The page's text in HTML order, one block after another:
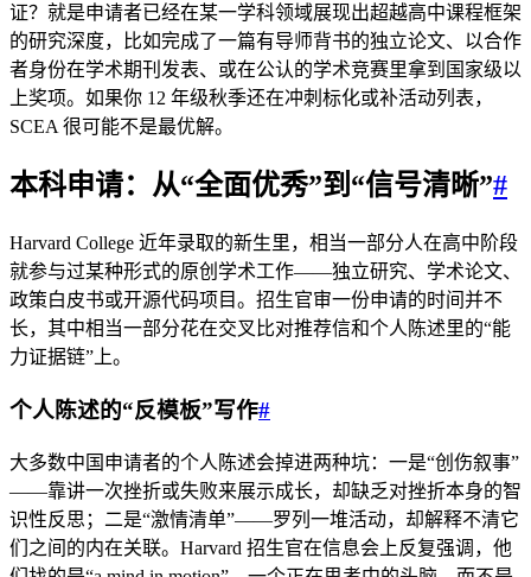
证？就是申请者已经在某一学科领域展现出超越高中课程框架
的研究深度，比如完成了一篇有导师背书的独立论文、以合作
者身份在学术期刊发表、或在公认的学术竞赛里拿到国家级以
上奖项。如果你 12 年级秋季还在冲刺标化或补活动列表，
SCEA 很可能不是最优解。
本科申请：从“全面优秀”到“信号清晰”#
Harvard College 近年录取的新生里，相当一部分人在高中阶段
就参与过某种形式的原创学术工作——独立研究、学术论文、
政策白皮书或开源代码项目。招生官审一份申请的时间并不
长，其中相当一部分花在交叉比对推荐信和个人陈述里的“能
力证据链”上。
个人陈述的“反模板”写作#
大多数中国申请者的个人陈述会掉进两种坑：一是“创伤叙事”
——靠讲一次挫折或失败来展示成长，却缺乏对挫折本身的智
识性反思；二是“激情清单”——罗列一堆活动，却解释不清它
们之间的内在关联。Harvard 招生官在信息会上反复强调，他